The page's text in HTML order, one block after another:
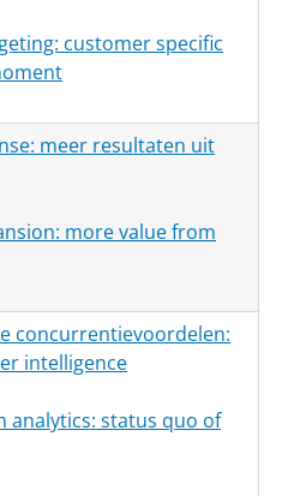
customer specific
meer resultaten uit
more value from
concurrentievoordelen:
intelligence
analytics: status quo of